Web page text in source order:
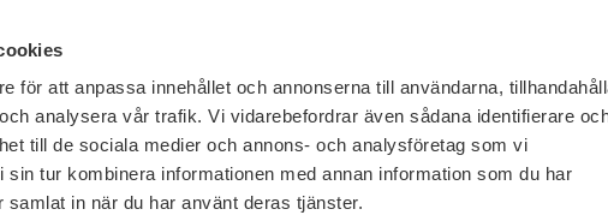
för att anpassa innehållet och annonserna till användarna,
analysera vår trafik. Vi vidarebefordrar även sådana identifierare
till de sociala medier och annons- och analysföretag som vi
tur kombinera informationen med annan information som du har
in när du har använt deras tjänster.
JOBB, LÖN OCH VILLKOR SULF TYCKER FRÅGOR OCH